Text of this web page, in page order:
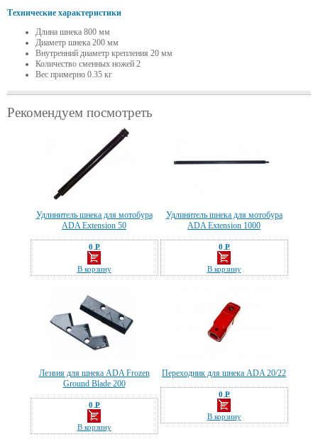
Технические характеристики
Длина шнека 800 мм
Диаметр шнека 200 мм
Внутренний диаметр крепления 20 мм
Количество сменных ножей 2
Вес примерно 0.35 кг
Рекомендуем посмотреть
Удлинитель шнека для мотобура
ADA Extension 50
0 Р
—
В корзину
Удлинитель шнека для мотобура
ADA Extension 1000
0 Р
—
В корзину
Лезвия для шнека ADA Frozen
Ground Blade 200
0 Р
—
В корзину
Переходник для шнека ADA 20/22
0 Р
—
В корзину